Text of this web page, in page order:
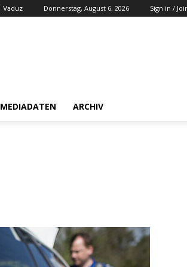
Vaduz Donnerstag, August 6, 2026 Sign in /
MEDIADATEN ARCHIV